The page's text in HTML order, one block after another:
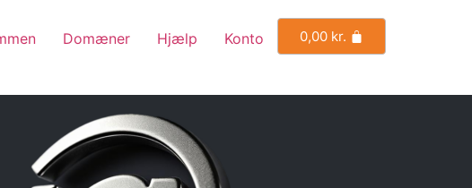
Domæner Hjælp Konto 0,00 kr.